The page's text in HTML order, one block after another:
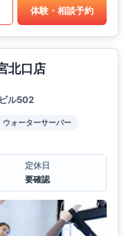
体験・相談予約
北口店
ル502
ウォーターサーバー
定休日
要確認